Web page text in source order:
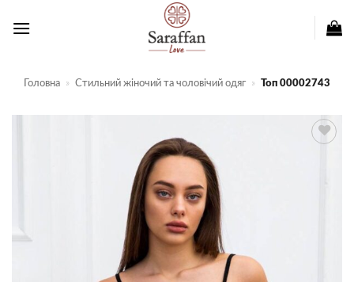
Головна » Стильний жіночий та чоловічий одяг » Топ 00002743